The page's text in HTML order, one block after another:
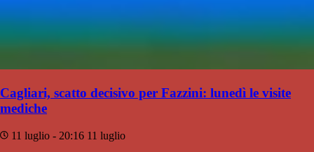
Cagliari, scatto decisivo per Fazzini: lunedì le visite
mediche
11 luglio - 20:16 11 luglio